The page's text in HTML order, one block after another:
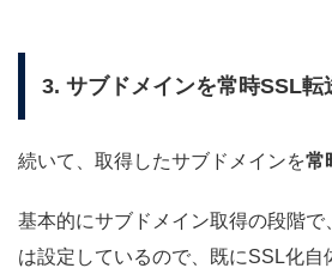
3. サブドメインを常時SSL転
続いて、取得したサブドメインを常
基本的にサブドメイン取得の段階で
は設定しているので、既にSSL化自